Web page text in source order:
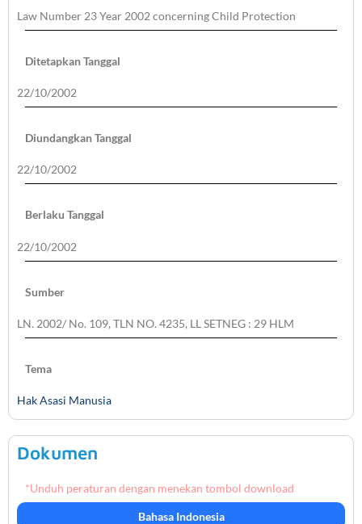
Law Number 23 Year 2002 concerning Child Protection
Ditetapkan Tanggal
22/10/2002
Diundangkan Tanggal
22/10/2002
Berlaku Tanggal
22/10/2002
Sumber
LN. 2002/ No. 109, TLN NO. 4235, LL SETNEG : 29 HLM
Tema
Hak Asasi Manusia
Dokumen
*Unduh peraturan dengan menekan tombol download
Bahasa Indonesia